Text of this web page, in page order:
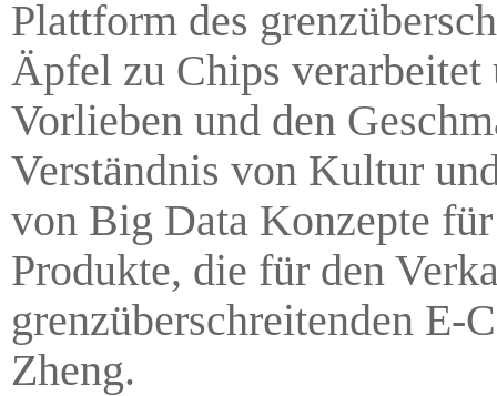
Plattform des
Äpfel zu Chips
Vorlieben und den
Verständnis von Kultur
von Big Data Konzepte
Produkte, die für den
grenzüberschreitenden E-
Zheng.